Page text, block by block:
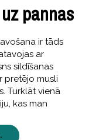
pannas
ir tāds
ar
sildīšanas
pretējo musli
Turklāt vienā
kas man